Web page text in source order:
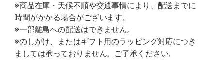
※商品在庫・天候不順や交通事情により、配送までに
時間がかかる場合がございます。
※一部離島への配送はできません。
※のしがけ、またはギフト用のラッピング対応につき
ましては承っておりません。ご了承ください。